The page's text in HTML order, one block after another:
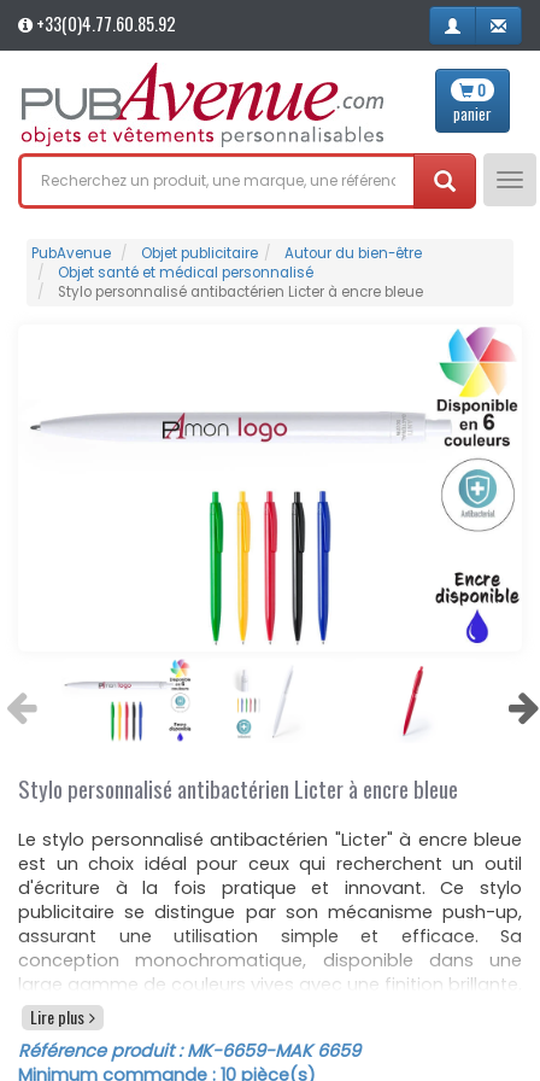
+33(0)4.77.60.85.92
0
panier
PubAvenue Objet publicitaire
Autour du bien-être
Objet santé et médical personnalisé
Stylo personnalisé antibactérien Licter à encre bleue
Stylo personnalisé antibactérien Licter à encre bleue
Le stylo personnalisé antibactérien "Licter" à encre bleue
est un choix idéal pour ceux qui recherchent un outil
d'écriture à la fois pratique et innovant. Ce stylo
publicitaire se distingue par son mécanisme push-up,
assurant une utilisation simple et efficace. Sa
conception monochromatique, disponible dans une
large gamme de couleurs vives avec une finition brillante,
en fait un support parfait pour la tampographie,
permettant de personnaliser chaque stylo avec un logo
ou un texte spécifique.
Lire plus
Référence produit :MK-6659-MAK 6659
Minimum commande : 10 pièce(s)